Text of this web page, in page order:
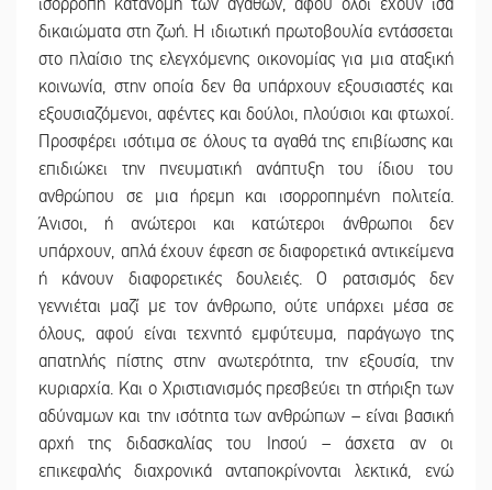
ισόρροπη κατανομή των αγαθών, αφού όλοι έχουν ίσα
δικαιώματα στη ζωή. Η ιδιωτική πρωτοβουλία εντάσσεται
στο πλαίσιο της ελεγχόμενης οικονομίας για μια αταξική
κοινωνία, στην οποία δεν θα υπάρχουν εξουσιαστές και
εξουσιαζόμενοι, αφέντες και δούλοι, πλούσιοι και φτωχοί.
Προσφέρει ισότιμα σε όλους τα αγαθά της επιβίωσης και
επιδιώκει την πνευματική ανάπτυξη του ίδιου του
ανθρώπου σε μια ήρεμη και ισορροπημένη πολιτεία.
Άνισοι, ή ανώτεροι και κατώτεροι άνθρωποι δεν
υπάρχουν, απλά έχουν έφεση σε διαφορετικά αντικείμενα
ή κάνουν διαφορετικές δουλειές. Ο ρατσισμός δεν
γεννιέται μαζί με τον άνθρωπο, ούτε υπάρχει μέσα σε
όλους, αφού είναι τεχνητό εμφύτευμα, παράγωγο της
απατηλής πίστης στην ανωτερότητα, την εξουσία, την
κυριαρχία. Και ο Χριστιανισμός πρεσβεύει τη στήριξη των
αδύναμων και την ισότητα των ανθρώπων – είναι βασική
αρχή της διδασκαλίας του Ιησού – άσχετα αν οι
επικεφαλής διαχρονικά ανταποκρίνονται λεκτικά, ενώ